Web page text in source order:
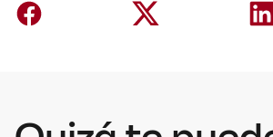
un acuerdo para